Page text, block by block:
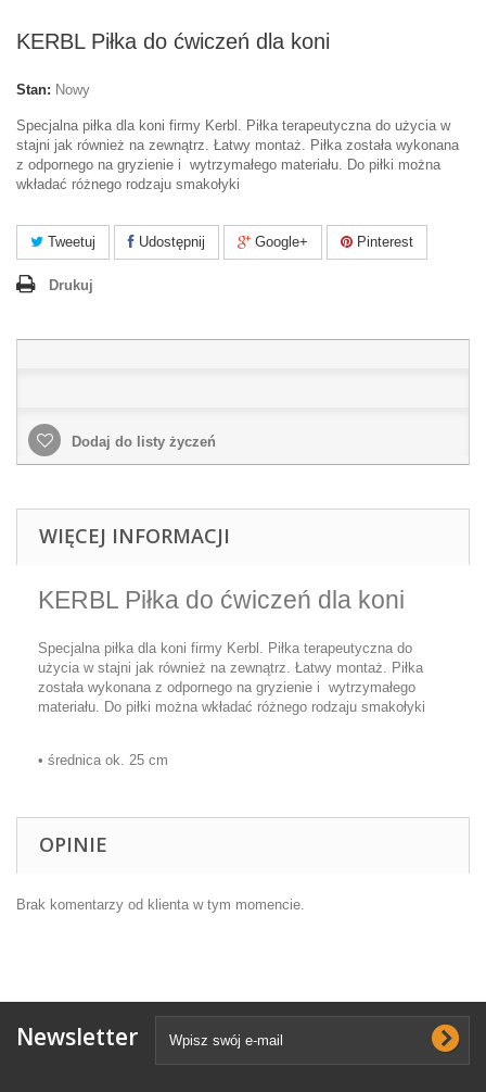
KERBL Piłka do ćwiczeń dla koni
Stan: Nowy
Specjalna piłka dla koni firmy Kerbl. Piłka terapeutyczna do użycia w
stajni jak również na zewnątrz. Łatwy montaż. Piłka została wykonana
z odpornego na gryzienie i wytrzymałego materiału. Do piłki można
wkładać różnego rodzaju smakołyki
Tweetuj Udostępnij Google+ Pinterest
Drukuj
Dodaj do listy życzeń
WIĘCEJ INFORMACJI
KERBL Piłka do ćwiczeń dla koni
Specjalna piłka dla koni firmy Kerbl. Piłka terapeutyczna do
użycia w stajni jak również na zewnątrz. Łatwy montaż. Piłka
została wykonana z odpornego na gryzienie i wytrzymałego
materiału. Do piłki można wkładać różnego rodzaju smakołyki
• średnica ok. 25 cm
OPINIE
Brak komentarzy od klienta w tym momencie.
Newsletter